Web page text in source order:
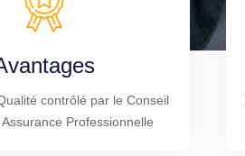
contrôlé par le Conseil
Professionnelle